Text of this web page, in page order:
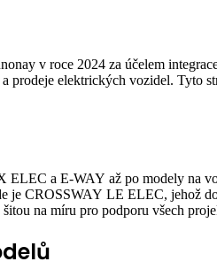
v roce 2024 za účelem
elektrických vozidel. Tyto
ELEC a E-WAY až po modely
je CROSSWAY LE ELEC, jehož
na míru pro podporu všech